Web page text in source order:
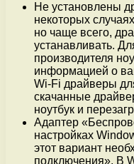
Не установлены
некоторых
но чаще всего,
устанавливать.
производителя
информацией о
Wi-Fi драйверы
скачанные
ноутбук и
Адаптер
настройках
этот вариант
подключения». В